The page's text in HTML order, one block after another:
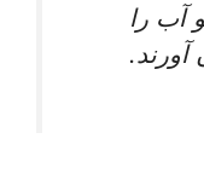
آب را
آورند.